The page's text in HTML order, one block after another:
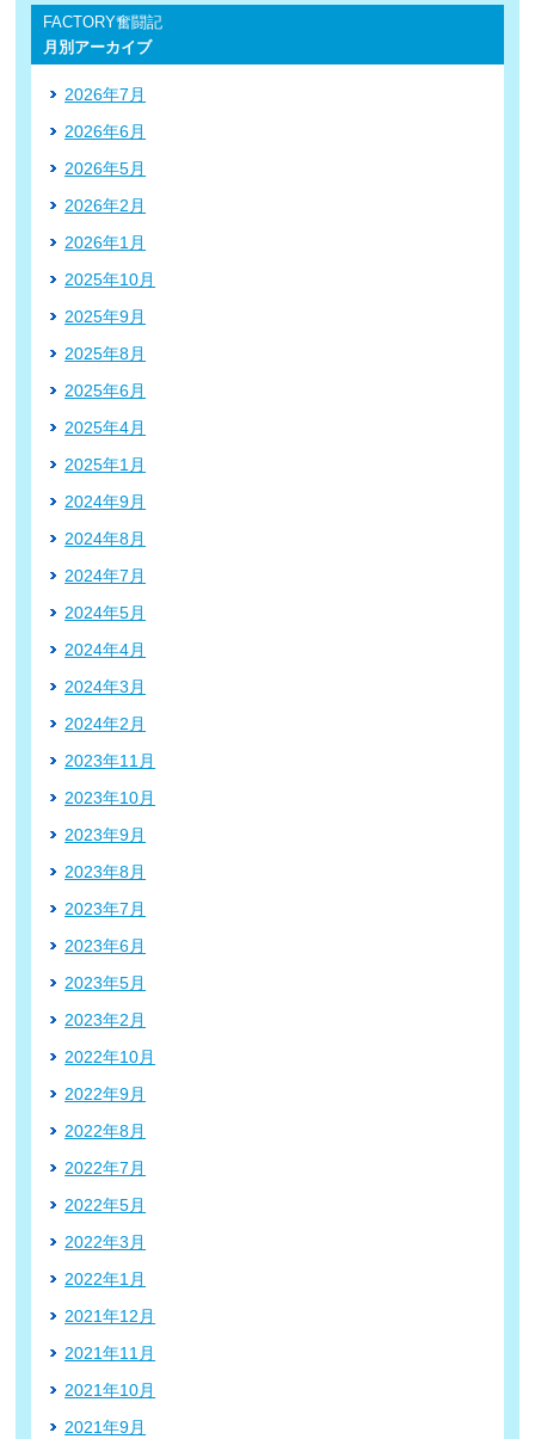
FACTORY奮闘記
月別アーカイブ
2026年7月
2026年6月
2026年5月
2026年2月
2026年1月
2025年10月
2025年9月
2025年8月
2025年6月
2025年4月
2025年1月
2024年9月
2024年8月
2024年7月
2024年5月
2024年4月
2024年3月
2024年2月
2023年11月
2023年10月
2023年9月
2023年8月
2023年7月
2023年6月
2023年5月
2023年2月
2022年10月
2022年9月
2022年8月
2022年7月
2022年5月
2022年3月
2022年1月
2021年12月
2021年11月
2021年10月
2021年9月